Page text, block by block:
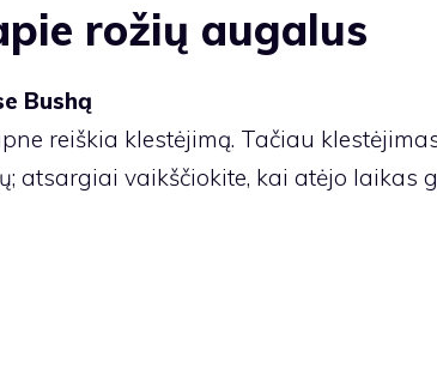
rožių augalus
Bushą
reiškia klestėjimą. Tačiau
atsargiai vaikščiokite, kai atėjo laikas